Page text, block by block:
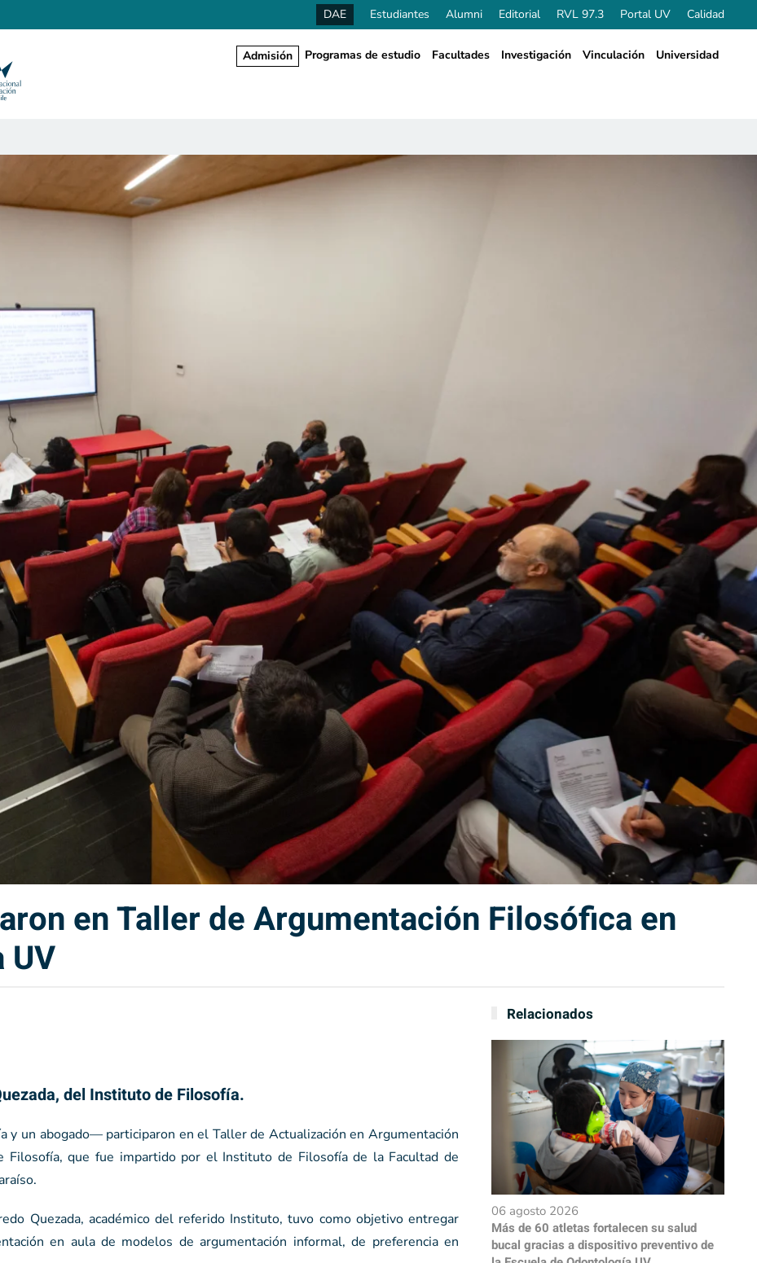
DAE Estudiantes Alumni Editorial RVL 97.3 Portal UV Calidad
Admisión Programas de estudio Facultades Investigación Vinculación Universidad
en Taller de Argumentación Filosófica en
del Instituto de Filosofía.
un abogado— participaron en el Taller de Actualización en Argumentación
Filosofía, que fue impartido por el Instituto de Filosofía de la Facultad de
Quezada, académico del referido Instituto, tuvo como objetivo entregar
en aula de modelos de argumentación informal, de preferencia en
Relacionados
06 agosto 2026
Más de 60 atletas fortalecen su salud
bucal gracias a dispositivo preventivo de